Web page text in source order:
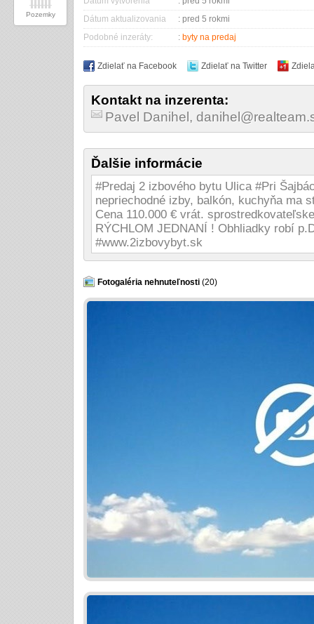
Dátum aktualizovania
: pred 5 rokmi
Podobné inzeráty:
: byty na predaj
Zdielať na Facebook Zdielať na Twitter
Kontakt na inzerenta:
Pavel Danihel,
Ďalšie informácie
#Predaj 2 izbového bytu Ulica #Pri
nepriechodné izby, balkón, kuchyňa ma
Cena 110.000 € vrát.
RÝCHLOM JEDNANÍ ! Obhliadky robí
#www.2izbovybyt.sk
Fotogaléria nehnuteľnosti (20)
Pozemky